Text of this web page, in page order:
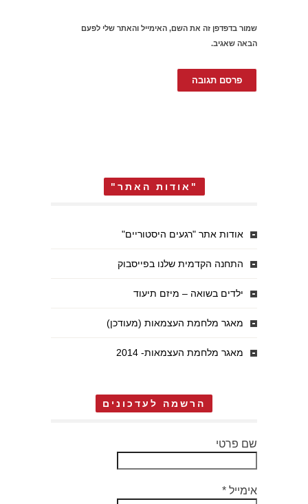
שמור בדפדפן זה את השם, האימייל והאתר שלי לפעם
הבאה שאגיב.
"אודות האתר"
אודות אתר "רגעים היסטוריים"
התחנה הקדמית שלנו בפייסבוק
ילדים בשואה – מיזם תיעוד
מאגר מלחמת העצמאות (מעודכן)
מאגר מלחמת העצמאות- 2014
הרשמה לעדכונים
שם פרטי
אימייל *